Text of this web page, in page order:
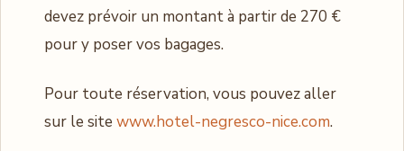
devez prévoir un montant à partir de 270 €
pour y poser vos bagages.
Pour toute réservation, vous pouvez aller
sur le site www.hotel-negresco-nice.com.